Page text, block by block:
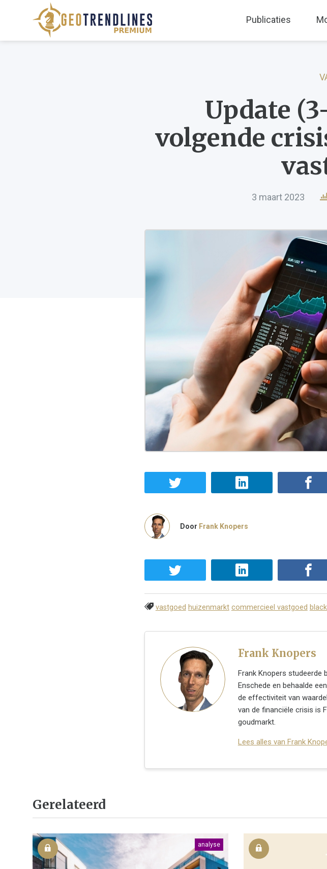
Publicaties
Update
volgende
3 maart 2023
Door Frank Knopers
vastgoed huizenmarkt commercieel vastgoed
Frank Knopers
Frank Knopers studeerde
Enschede en behaalde
de effectiviteit van
van de financiële crisis is
goudmarkt.
Lees alles van Frank
Gerelateerd
analyse